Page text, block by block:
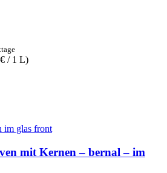
€ / 1 L)
mit Kernen – bernal – im